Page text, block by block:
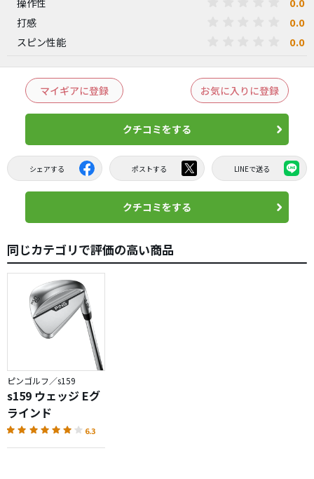
打感 0.0
スピン性能 0.0
マイギアに登録 お気に入りに登録
クチコミをする
シェアする ポストする LINEで送る
クチコミをする
同じカテゴリで評価の高い商品
ピンゴルフ／s159
s159 ウェッジ Eグ
ラインド
6.3